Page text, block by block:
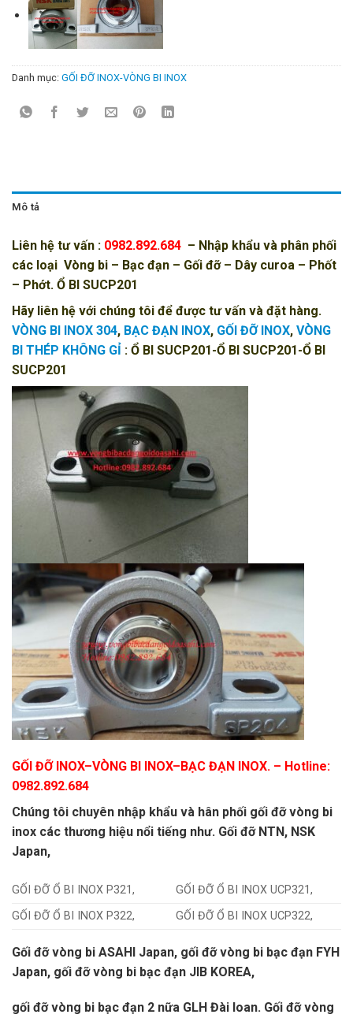
Danh mục: GỐI ĐỠ INOX-VÒNG BI INOX
Mô tả
Liên hệ tư vấn : 0982.892.684 – Nhập khẩu và phân phối
các loại Vòng bi – Bạc đạn – Gối đỡ– Dây curoa – Phốt
– Phớt. Ổ BI SUCP201
Hãy liên hệ với chúng tôi để được tư vấn và đặt hàng.
VÒNG BI INOX 304, BẠC ĐẠN INOX, GỐI ĐỠ INOX, VÒNG
BI THÉP KHÔNG GỈ : Ổ BI SUCP201-Ổ BI SUCP201-Ổ BI
SUCP201
GỐI ĐỠ INOX–VÒNG BI INOX–BẠC ĐẠN INOX. – Hotline:
0982.892.684
Chúng tôi chuyên nhập khẩu và hân phối gối đỡ vòng bi
inox các thương hiệu nổi tiếng như. Gối đỡ NTN, NSK
Japan,
GỐI ĐỠ Ổ BI INOX P321,
GỐI ĐỠ Ổ BI INOX UCP321,
GỐI ĐỠ Ổ BI INOX P322,
GỐI ĐỠ Ổ BI INOX UCP322,
Gối đỡ vòng bi ASAHI Japan, gối đỡ vòng bi bạc đạn FYH
Japan, gối đỡ vòng bi bạc đạn JIB KOREA,
gối đỡ vòng bi bạc đạn 2 nữa GLH Đài loan. Gối đỡ vòng